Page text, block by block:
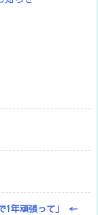
1年頑張って」 ←